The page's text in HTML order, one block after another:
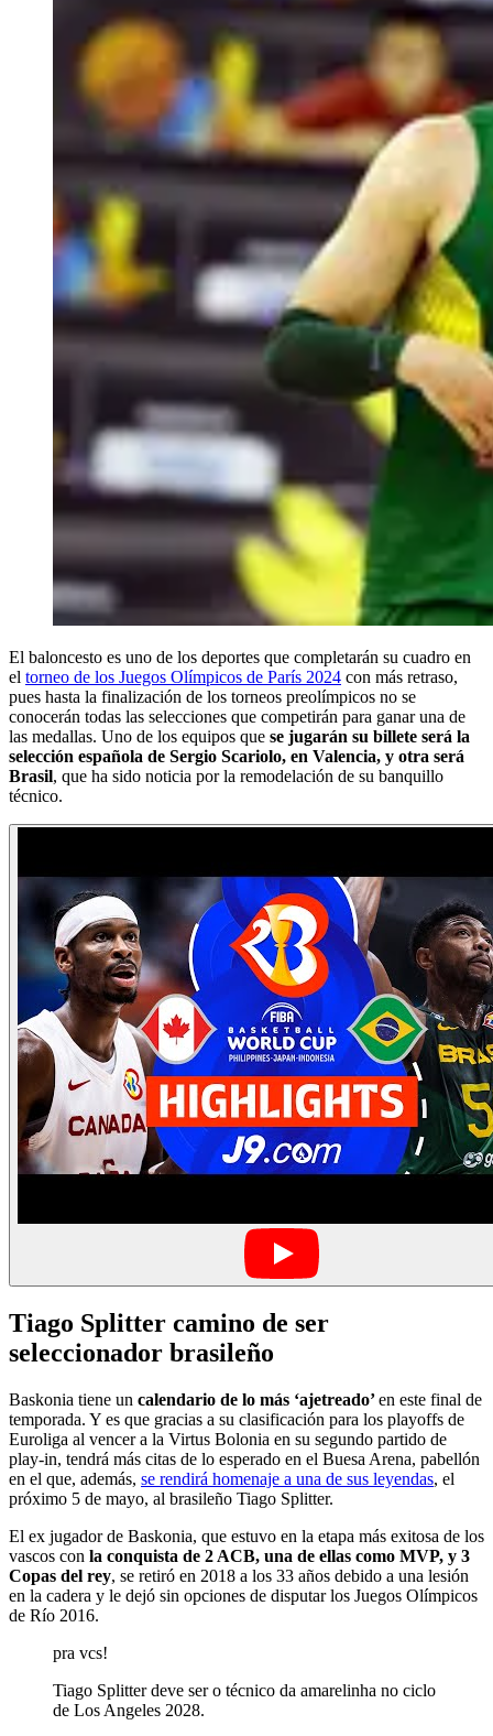
El baloncesto es uno de los deportes que completarán su cuadro en
el torneo de los Juegos Olímpicos de París 2024 con más retraso,
pues hasta la finalización de los torneos preolímpicos no se
conocerán todas las selecciones que competirán para ganar una de
las medallas. Uno de los equipos que se jugarán su billete será la
selección española de Sergio Scariolo, en Valencia, y otra será
Brasil, que ha sido noticia por la remodelación de su banquillo
técnico.
Tiago Splitter camino de ser
seleccionador brasileño
Baskonia tiene un calendario de lo más ‘ajetreado’en este final de
temporada. Y es que gracias a su clasificación para los playoffs de
Euroliga al vencer a la Virtus Bolonia en su segundo partido de
play-in, tendrá más citas de lo esperado en el Buesa Arena, pabellón
en el que, además, se rendirá homenaje a una de sus leyendas, el
próximo 5 de mayo, al brasileño Tiago Splitter.
El ex jugador de Baskonia, que estuvo en la etapa más exitosa de los
vascos con la conquista de 2 ACB, una de ellas como MVP, y 3
Copas del rey, se retiró en 2018 a los 33 años debido a una lesión
en la cadera y le dejó sin opciones de disputar los Juegos Olímpicos
de Río 2016.
pra vcs!
Tiago Splitter deve ser o técnico da amarelinha no ciclo
de Los Angeles 2028.